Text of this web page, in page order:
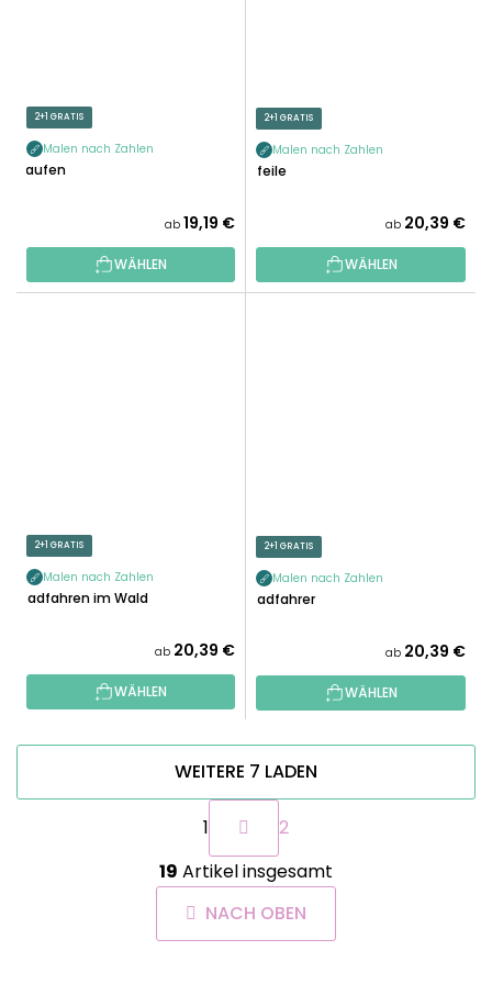
2+1 GRATIS
Malen nach Zahlen
Laufen
ab 19,19 €
WÄHLEN
2+1 GRATIS
Malen nach Zahlen
Pfeile
ab 20,39 €
WÄHLEN
2+1 GRATIS
Malen nach Zahlen
Radfahren im Wald
ab 20,39 €
WÄHLEN
2+1 GRATIS
Malen nach Zahlen
Radfahrer
ab 20,39 €
WÄHLEN
S
t
e
u
e
WEITERE 7 LADEN
P
a
g
i
n
i
e
1
2
19 Artikel insgesamt
NACH OBEN